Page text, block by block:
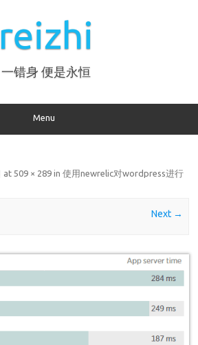
reizhi
一错身 便是永恒
Menu
at 509 × 289 in 使用newrelic对wordpress进行
Next →